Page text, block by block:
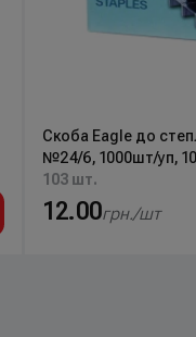
Скоба Eagle до
№24/6, 1000шт/уп,
103 шт.
12.00грн./шт